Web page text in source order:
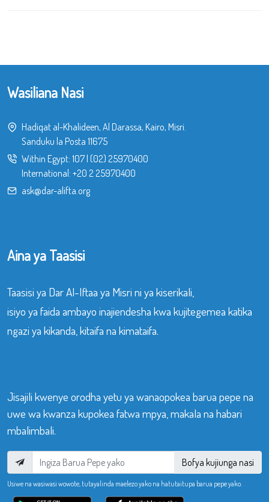
Wasiliana Nasi
Hadiqat al-Khalideen, Al Darassa, Kairo, Misri.
Sanduku la Posta 11675
Within Egypt: 107| (02) 25970400
International: +20 2 25970400
ask@dar-alifta.org
Aina ya Taasisi
Taasisi ya Dar Al-Iftaa ya Misri ni ya kiserikali,
isiyo ya faida ambayo inajiendesha kwa kujitegemea katika
ngazi ya kikanda, kitaifa na kimataifa.
Jisajili kwenye orodha yetu ya wanaopokea barua pepe na
uwe wa kwanza kupokea fatwa mpya, makala na habari
mbalimbali.
Bofya kujiunga nasi
Usiwe na wasiwasi wowote, tutayalinda maelezo yako na hatutaitupa barua pepe yako.